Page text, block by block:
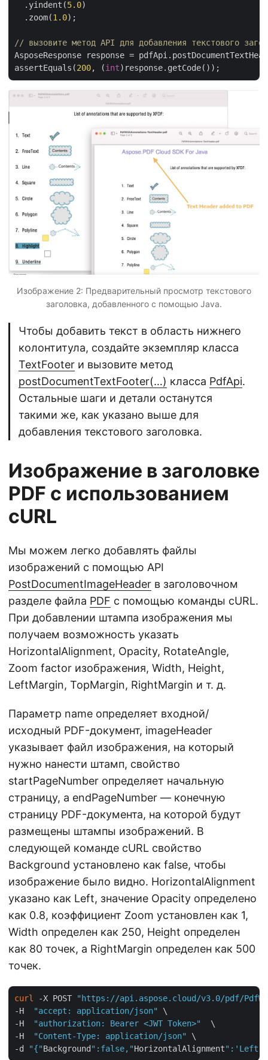
  .yindent(
5.0)
  .zoom(
1.0);
// вызовите метод API для добавления текстового
AsposeResponse response =
assertEquals(200, (int
Изображение 2: Предварительный просмотр текстового
заголовка, добавленного с помощью Java.
Чтобы добавить текст в область нижнего
колонтитула, создайте экземпляр класса
TextFooter и вызовите метод
postDocumentTextFooter(…) класса PdfApi.
Остальные шаги и детали останутся
такими же, как указано выше для
добавления текстового заголовка.
Изображение в заголовке
PDF с использованием
cURL
Мы можем легко добавлять файлы
изображений с помощью API
PostDocumentImageHeader в заголовочном
разделе файла PDF с помощью команды cURL.
При добавлении штампа изображения мы
получаем возможность указать
HorizontalAlignment, Opacity, RotateAngle,
Zoom factor изображения, Width, Height,
LeftMargin, TopMargin, RightMargin и т. д.
Параметр name определяет входной/
исходный PDF-документ, imageHeader
указывает файл изображения, на который
нужно нанести штамп, свойство
startPageNumber определяет начальную
страницу, а endPageNumber — конечную
страницу PDF-документа, на которой будут
размещены штампы изображений. В
следующей команде cURL свойство
Background установлено как false, чтобы
изображение было видно. HorizontalAlignment
указано как Left, значение Opacity определено
как 0.8, коэффициент Zoom установлен как 1,
Width определен как 250, Height определен
как 80 точек, а RightMargin определен как 500
точек.
curl -X POST
"https://api.aspose.cloud/v3.0/pdf/
-H
"accept: application/json"
\
-H
"authorization: Bearer <JWT Token>"
  \
-H
"Content-Type: application/json"
\
-d
"{"Background ":false,"HorizontalAlignment